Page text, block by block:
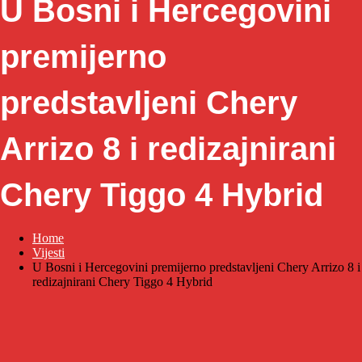
U Bosni i Hercegovini
premijerno
predstavljeni Chery
Arrizo 8 i redizajnirani
Chery Tiggo 4 Hybrid
Home
Vijesti
U Bosni i Hercegovini premijerno predstavljeni Chery Arrizo 8 i
redizajnirani Chery Tiggo 4 Hybrid